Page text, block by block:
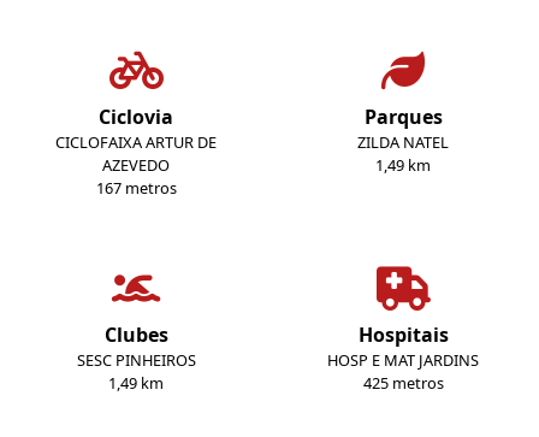
Ciclovia
CICLOFAIXA ARTUR DE
AZEVEDO
167 metros
Parques
ZILDA NATEL
1,49 km
Clubes
SESC PINHEIROS
1,49 km
Hospitais
HOSP E MAT JARDINS
425 metros